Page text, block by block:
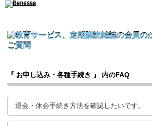
『 お申し込み・各種手続き 』 内のFAQ
退会・休会手続き方法を確認したいです。